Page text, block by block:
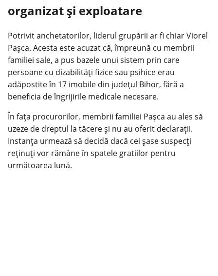
organizat și exploatare
Potrivit anchetatorilor, liderul grupării ar fi chiar Viorel
Pașca. Acesta este acuzat că, împreună cu membrii
familiei sale, a pus bazele unui sistem prin care
persoane cu dizabilități fizice sau psihice erau
adăpostite în 17 imobile din județul Bihor, fără a
beneficia de îngrijirile medicale necesare.
În fața procurorilor, membrii familiei Pașca au ales să
uzeze de dreptul la tăcere și nu au oferit declarații.
Instanța urmează să decidă dacă cei șase suspecți
reținuți vor rămâne în spatele gratiilor pentru
următoarea lună.